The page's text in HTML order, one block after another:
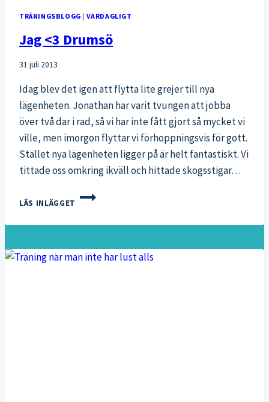
TRÄNINGSBLOGG | VARDAGLIGT
Jag <3 Drumsö
31 juli 2013
Idag blev det igen att flytta lite grejer till nya
lägenheten. Jonathan har varit tvungen att jobba
över två dar i rad, så vi har inte fått gjort så mycket vi
ville, men imorgon flyttar vi förhoppningsvis för gott.
Stället nya lägenheten ligger på är helt fantastiskt. Vi
tittade oss omkring ikväll och hittade skogsstigar…
LÄS INLÄGGET
JAG